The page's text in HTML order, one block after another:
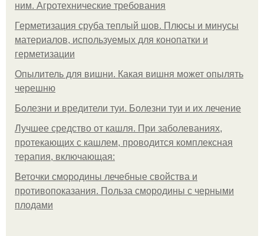
ним. Агротехнические требования
Герметизация сруба теплый шов. Плюсы и минусы
материалов, используемых для конопатки и
герметизации
Опылитель для вишни. Какая вишня может опылять
черешню
Болезни и вредители туи. Болезни туи и их лечение
Лучшее средство от кашля. При заболеваниях,
протекающих с кашлем, проводится комплексная
терапия, включающая:
Веточки смородины лечебные свойства и
противопоказания. Польза смородины с черными
плодами